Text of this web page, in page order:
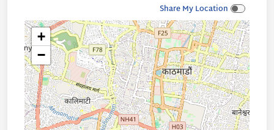
Share My Location
+
−